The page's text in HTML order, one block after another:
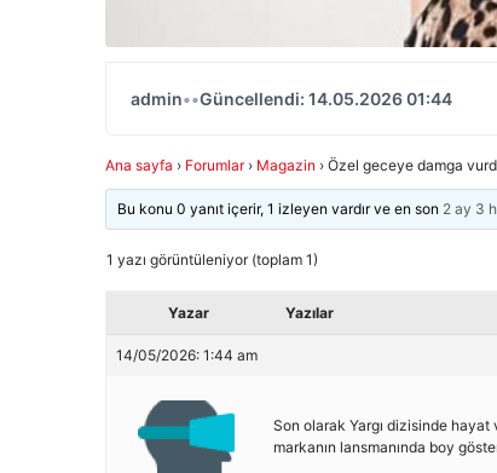
admin••Güncellendi: 14.05.2026 01:44
Ana sayfa › Forumlar › Magazin › Özel geceye damga
Bu konu 0 yanıt içerir, 1 izleyen vardır ve en son 2 ay 3
1 yazı görüntüleniyor (toplam 1)
Yazar Yazılar
14/05/2026: 1:44 am
Son olarak Yargı dizisinde hayat
markanın lansmanında boy